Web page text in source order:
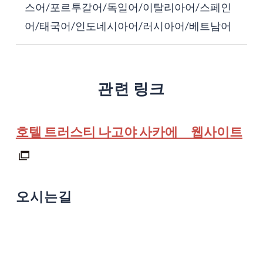
스어/포르투갈어/독일어/이탈리아어/스페인
어/태국어/인도네시아어/러시아어/베트남어
관련 링크
호텔 트러스티 나고야 사카에 웹사이트
오시는길